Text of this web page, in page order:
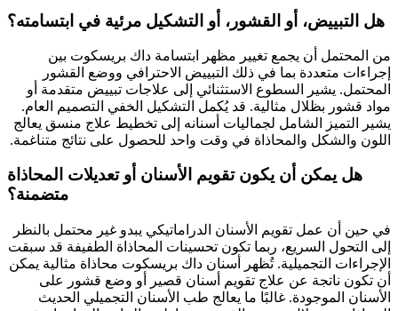
هل التبييض، أو القشور، أو التشكيل مرئية في ابتسامته؟
من المحتمل أن يجمع تغيير مظهر ابتسامة داك بريسكوت بين
إجراءات متعددة بما في ذلك التبييض الاحترافي ووضع القشور
المحتمل. يشير السطوع الاستثنائي إلى علاجات تبييض متقدمة أو
مواد قشور بظلال مثالية. قد يُكمل التشكيل الخفي التصميم العام.
يشير التميز الشامل لجماليات أسنانه إلى تخطيط علاج منسق يعالج
اللون والشكل والمحاذاة في وقت واحد للحصول على نتائج متناغمة.
هل يمكن أن يكون تقويم الأسنان أو تعديلات المحاذاة
متضمنة؟
في حين أن عمل تقويم الأسنان الدراماتيكي يبدو غير محتمل بالنظر
إلى التحول السريع، ربما تكون تحسينات المحاذاة الطفيفة قد سبقت
الإجراءات التجميلية. تُظهر أسنان داك بريسكوت محاذاة مثالية يمكن
أن تكون ناتجة عن علاج تقويم أسنان قصير أو وضع قشور على
الأسنان الموجودة. غالبًا ما يعالج طب الأسنان التجميلي الحديث